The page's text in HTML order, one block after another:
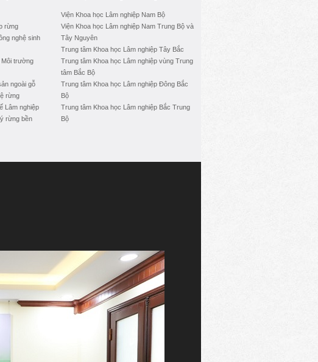
rừng
nghệ sinh
Môi trường
ngoài gỗ
rừng
Lâm nghiệp
rừng bền
Viện Khoa học Lâm nghiệp Nam Bộ
Viện Khoa học Lâm nghiệp Nam Trung Bộ và
Tây Nguyên
Trung tâm Khoa học Lâm nghiệp Tây Bắc
Trung tâm Khoa học Lâm nghiệp vùng Trung
tâm Bắc Bộ
Trung tâm Khoa học Lâm nghiệp Đông Bắc
Bộ
Trung tâm Khoa học Lâm nghiệp Bắc Trung
Bộ